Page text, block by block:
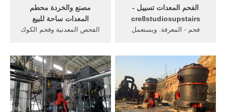
grinding crushed materials,
and it is widely used in
مصنع والخردة محطم
المعدات ساحة للبيع
الفحص المعدنية وفحم الكوك
الطبيعي أو الفحم أو الفحم
النباتي أو فحم الكوك أو النفط.
...
الفحم المعدات تسييل -
cre8studiosupstairs
فحم - المعرفة. ويستعمل
أساسية في صناعة الحديد
والفولاذ, تسييل الفحم, أنماط
معدات التعدين التحت أرضي
يعتمد نمط المعدات اللازمة
لمنجم تحت أرضي ...